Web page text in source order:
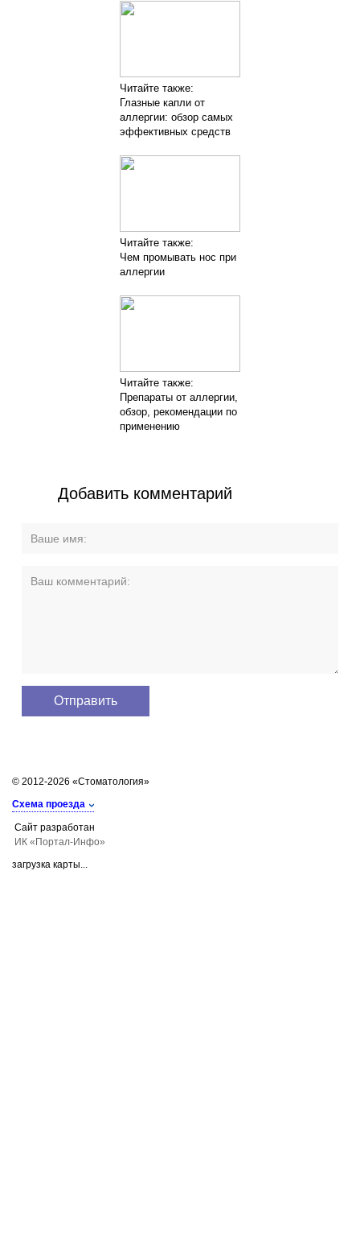
Читайте также:
Глазные капли от
аллергии: обзор самых
эффективных средств
Читайте также:
Чем промывать нос при
аллергии
Читайте также:
Препараты от аллергии,
обзор, рекомендации по
применению
Добавить комментарий
© 2012-2026 «Стоматология»
Схема проезда
Сайт разработан
ИК «Портал-Инфо»
загрузка карты...